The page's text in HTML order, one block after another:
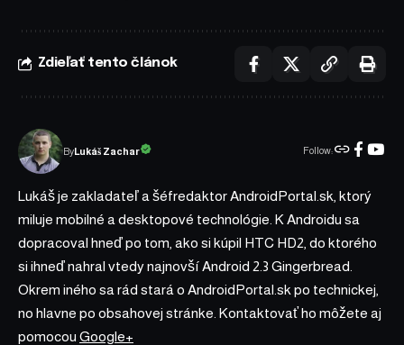
Zdieľať tento článok
ByLukáš Zachar Follow:
Lukáš je zakladateľ a šéfredaktor AndroidPortal.sk, ktorý
miluje mobilné a desktopové technológie. K Androidu sa
dopracoval hneď po tom, ako si kúpil HTC HD2, do ktorého
si ihneď nahral vtedy najnovší Android 2.3 Gingerbread.
Okrem iného sa rád stará o AndroidPortal.sk po technickej,
no hlavne po obsahovej stránke. Kontaktovať ho môžete aj
pomocou Google+